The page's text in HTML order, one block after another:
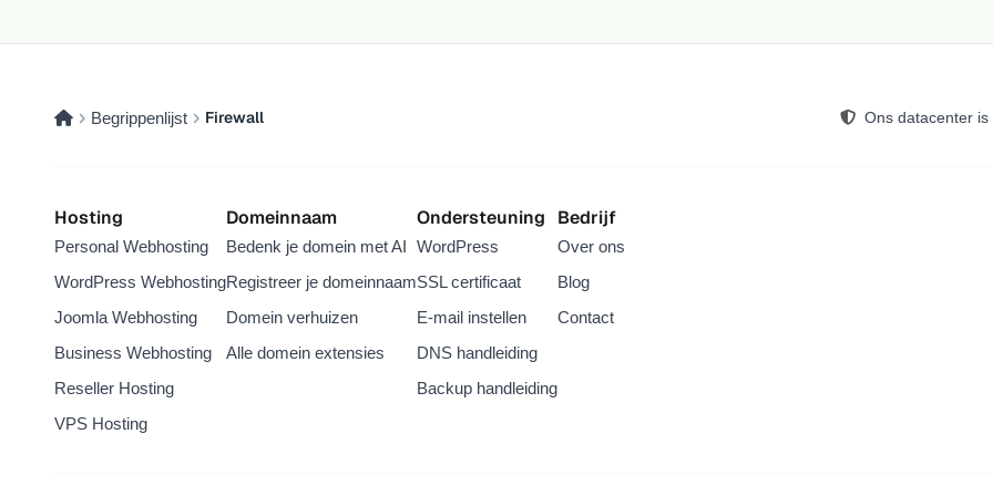
Samenvatting: CVE-2026-63030 (wp2shell)
2026-63030 (CVSS 9,8) en CVE-2026-60137
installatie. Getroffen zijn versies 6.9.0 tot 6.9.4
en 7.0.0 tot 7.0.1 (volledige overname) en
6.8.0 tot 6.8.5 (sql-injectie). Update per direct
Blokkeer dan tijdelijk het endpoint
/wp-
json/batch/v1 op jefirewall.
Wat is er aan de hand: NCSC
waarschuwt voor WordPress-lek
Prettig als je
Begrippenlijst Firewall Ons datacenter is
Hosting
Personal Webhosting
WordPress Webhosting
Joomla Webhosting
Business Webhosting
Reseller Hosting
VPS Hosting
Domeinnaam
Bedenk je domein met AI
Registreer je domeinnaam
Domein verhuizen
Alle domein extensies
Ondersteuning
WordPress
SSL certificaat
E-mail instellen
DNS handleiding
Backup handleiding
Bedrijf
Over ons
Blog
Contact